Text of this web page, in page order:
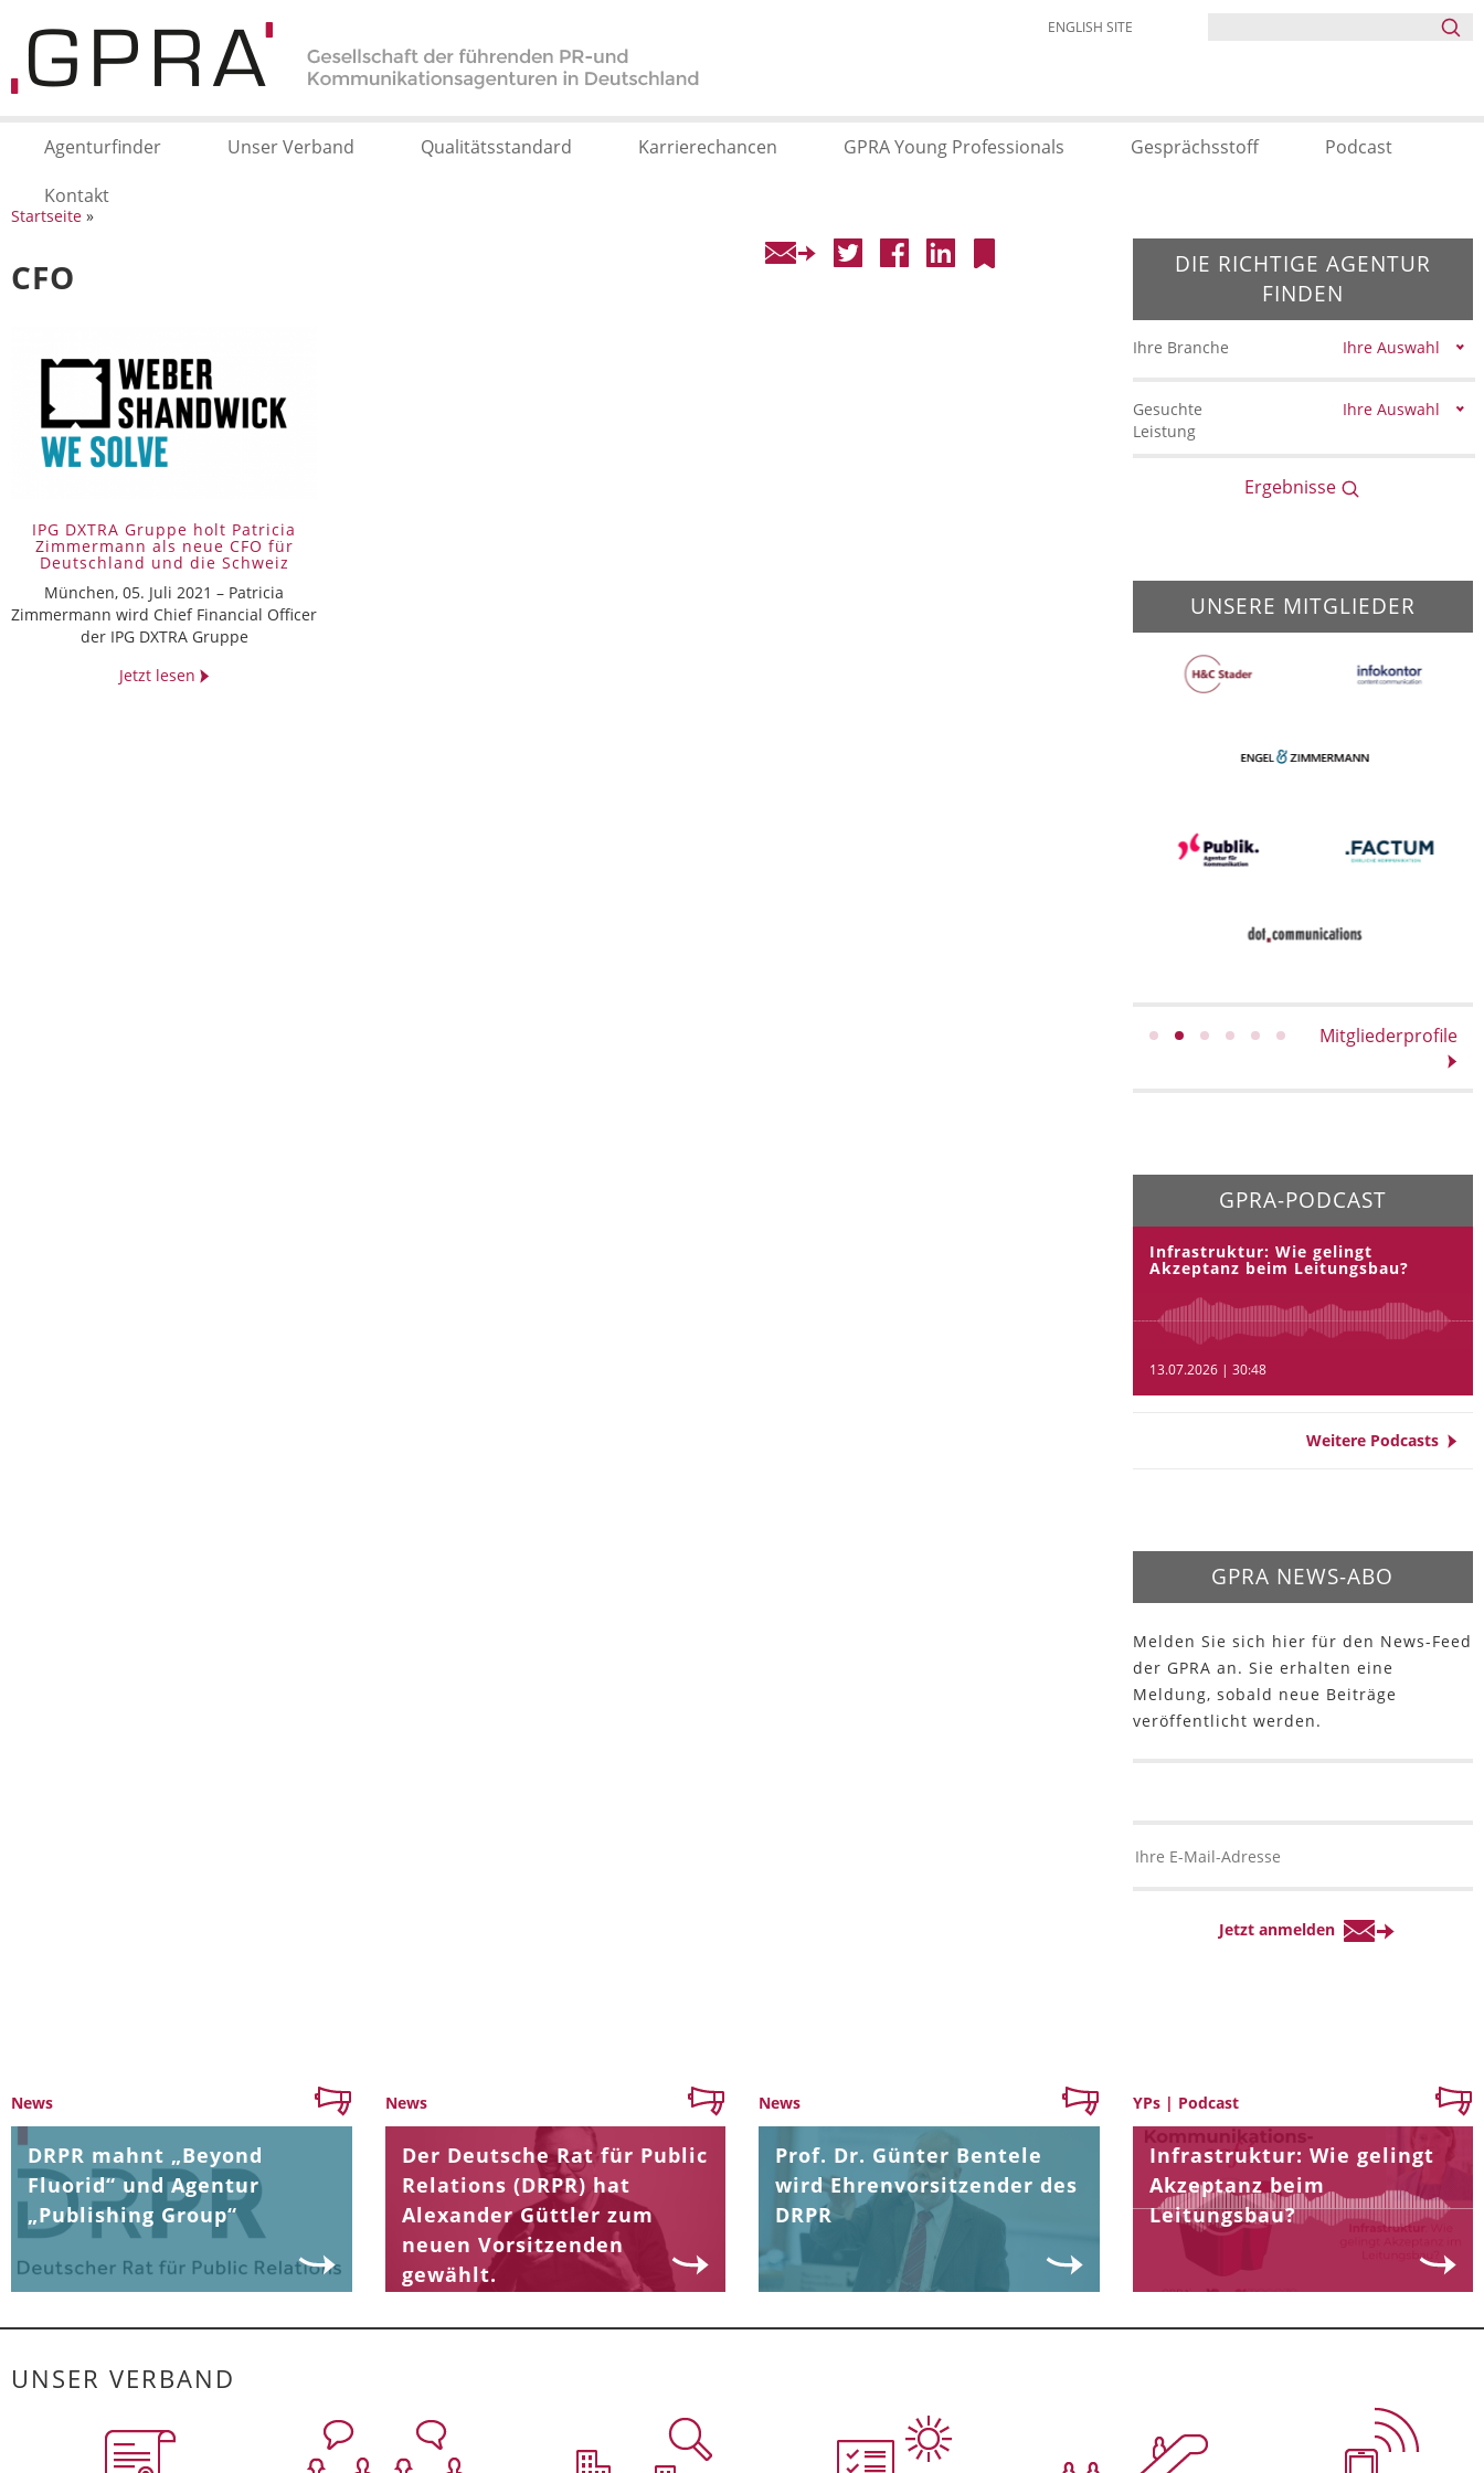
ENGLISH SITE
Agenturfinder Unser Verband Qualitätsstandard Karrierechancen GPRA Young Professionals Gesprächsstoff
Podcast
Kontakt
Startseite »
CFO
IPG DXTRA Gruppe holt Patricia
Zimmermann als neue CFO für
Deutschland und die Schweiz
München, 05. Juli 2021 – Patricia
Zimmermann wird Chief Financial Officer
der IPG DXTRA Gruppe
Jetzt lesen
DIE RICHTIGE AGENTUR
FINDEN
Ihre Branche Ihre Auswahl
Gesuchte
Leistung
Ihre Auswahl
Ergebnisse
UNSERE MITGLIEDER
Mitgliederprofile
GPRA-PODCAST
Infrastruktur: Wie gelingt
Akzeptanz beim Leitungsbau?
13.07.2026 | 30:48
Weitere Podcasts
GPRA NEWS-ABO
Melden Sie sich hier für den News-Feed
der GPRA an. Sie erhalten eine
Meldung, sobald neue Beiträge
veröffentlicht werden.
News
DRPR mahnt „Beyond
Fluorid“ und Agentur
„Publishing Group“
News
Der Deutsche Rat für Public
Relations (DRPR) hat
Alexander Güttler zum
neuen Vorsitzenden
gewählt.
News
Prof. Dr. Günter Bentele
wird Ehrenvorsitzender des
DRPR
YPs | Podcast
Infrastruktur: Wie gelingt
Akzeptanz beim
Leitungsbau?
UNSER VERBAND